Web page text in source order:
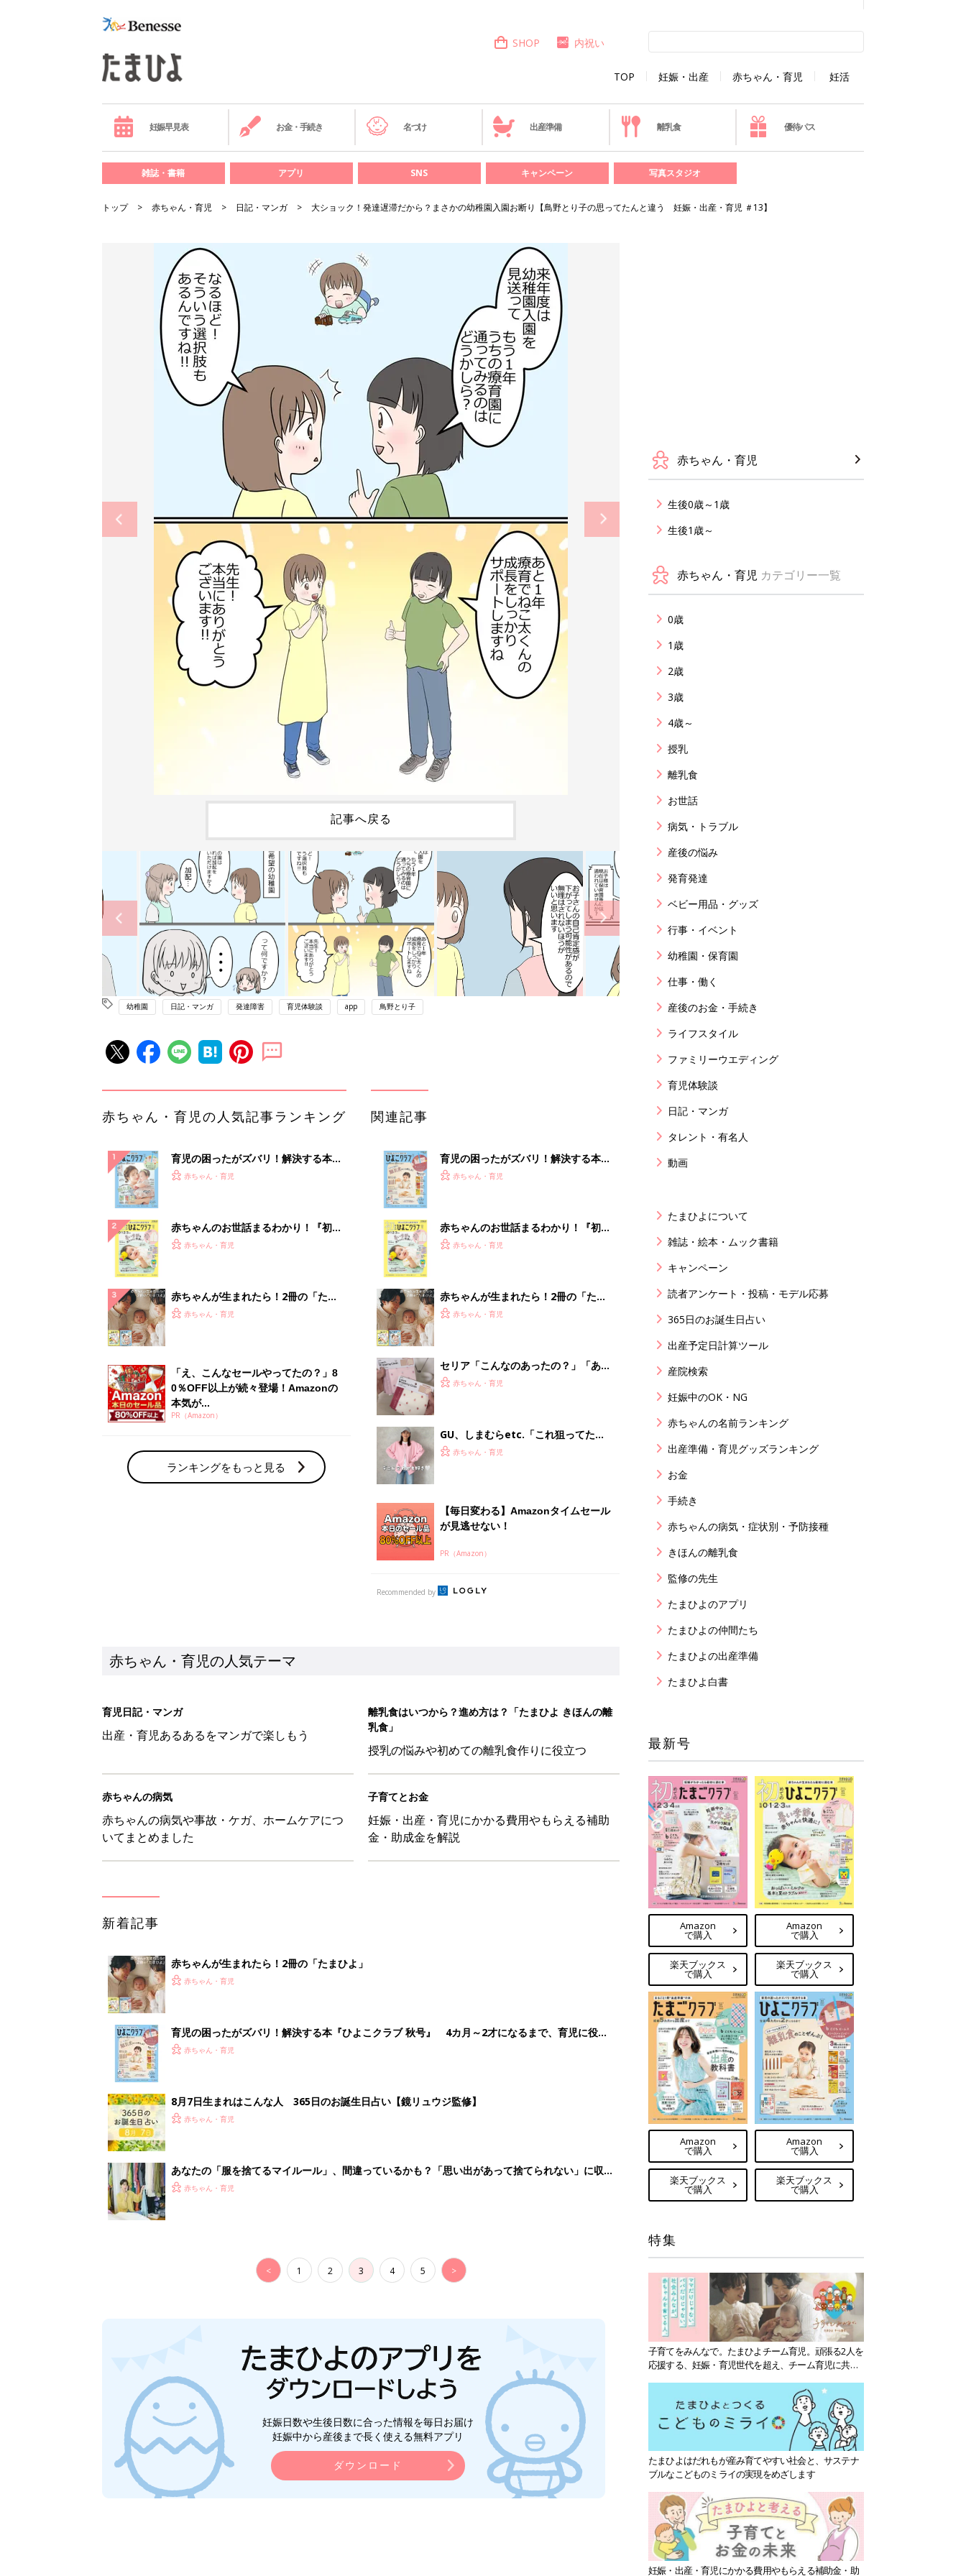
TOP 妊娠・出産 赤ちゃん・育児 妊活
SHOP 内祝い
妊娠早見表 お金・手続き 名づけ 出産準備 離乳食 優待パス
雑誌・書籍 アプリ SNS キャンペーン 写真スタジオ
トップ 赤ちゃん・育児 日記・マンガ 大ショック！発達遅滞だから？まさかの幼稚園入園お断り【鳥野とり子の思ってたんと違う 妊娠・出産・育児 ＃13】
記事へ戻る
幼稚園 日記・マンガ 発達障害 育児体験談 app 鳥野とり子
赤ちゃん・育児の人気記事ランキング
育児の困ったがズバリ！解決する本
『ひよこクラブ 夏号』 4カ月～2才
赤ちゃん・育児
赤ちゃんのお世話まるわかり！『初め
てのひよこクラブ 夏号』〈巻頭大特
赤ちゃん・育児
赤ちゃんが生まれたら！2冊の「たま
ひよ」
赤ちゃん・育児
「え、こんなセールやってたの？」8
0％OFF以上が続々登場！Amazonの
本気が...
PR（Amazon）
ランキングをもっと見る
関連記事
育児の困ったがズバリ！解決する本
『ひよこクラブ 秋号』 4カ月～2才
赤ちゃん・育児
赤ちゃんのお世話まるわかり！『初め
てのひよこクラブ 夏号』〈巻頭大特
赤ちゃん・育児
赤ちゃんが生まれたら！2冊の「たま
ひよ」
赤ちゃん・育児
セリア「こんなのあったの？」「あの
お悩みを解決」今欲しい！入園・進級
赤ちゃん・育児
GU、しまむらetc.「これ狙ってた」
「色味が可愛すぎる」先取りコーデが
赤ちゃん・育児
【毎日変わる】Amazonタイムセール
が見逃せない！
PR（Amazon）
Recommended by
赤ちゃん・育児の人気テーマ
育児日記・マンガ
出産・育児あるあるをマンガで楽しもう
離乳食はいつから？進め方は？「たまひよ きほんの離
乳食」
授乳の悩みや初めての離乳食作りに役立つ
赤ちゃんの病気
赤ちゃんの病気や事故・ケガ、ホームケアにつ
いてまとめました
子育てとお金
妊娠・出産・育児にかかる費用やもらえる補助
金・助成金を解説
新着記事
赤ちゃんが生まれたら！2冊の「たまひよ」
赤ちゃん・育児
育児の困ったがズバリ！解決する本『ひよこクラブ 秋号』 4カ月～2才になるまで、育児に役立
つ情報がいっぱい！
赤ちゃん・育児
8月7日生まれはこんな人 365日のお誕生日占い【鏡リュウジ監修】
赤ちゃん・育児
あなたの「服を捨てるマイルール」、間違っているかも？「思い出があって捨てられない」に収納
スタイリストが喝！
赤ちゃん・育児
< 1 2 3 4 5 >
妊娠日数や生後日数に合った情報を毎日お届け
妊娠中から産後まで長く使える無料アプリ
ダウンロード
赤ちゃん・育児
生後0歳～1歳
生後1歳～
赤ちゃん・育児 カテゴリー一覧
0歳
1歳
2歳
3歳
4歳～
授乳
離乳食
お世話
病気・トラブル
産後の悩み
発育発達
ベビー用品・グッズ
行事・イベント
幼稚園・保育園
仕事・働く
産後のお金・手続き
ライフスタイル
ファミリーウエディング
育児体験談
日記・マンガ
タレント・有名人
動画
たまひよについて
雑誌・絵本・ムック書籍
キャンペーン
読者アンケート・投稿・モデル応募
365日のお誕生日占い
出産予定日計算ツール
産院検索
妊娠中のOK・NG
赤ちゃんの名前ランキング
出産準備・育児グッズランキング
お金
手続き
赤ちゃんの病気・症状別・予防接種
きほんの離乳食
監修の先生
たまひよのアプリ
たまひよの仲間たち
たまひよの出産準備
たまひよ白書
最新号
Amazon
で購入
楽天ブックス
で購入
Amazon
で購入
楽天ブックス
で購入
Amazon
で購入
楽天ブックス
で購入
Amazon
で購入
楽天ブックス
で購入
特集
子育てをみんなで。たまひよチーム育児。頑張る2人を
応援する、妊娠・育児世代を超え、チーム育児に共感
たまひよはだれもが産み育てやすい社会と、サステナ
ブルなこどものミライの実現をめざします
妊娠・出産・育児にかかる費用やもらえる補助金・助